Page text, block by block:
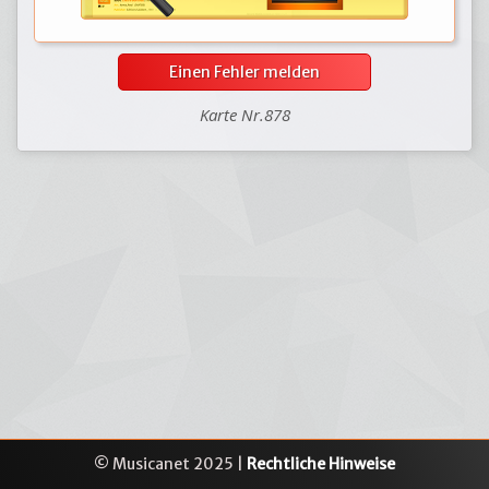
Einen Fehler melden
Karte Nr.878
© Musicanet 2025 | Rechtliche Hinweise